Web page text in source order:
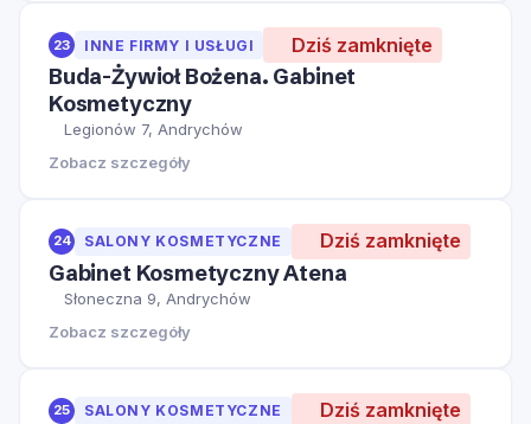
23 INNE FIRMY I USŁUGI Dziś zamknięte
Buda-Żywioł Bożena. Gabinet
Kosmetyczny
Legionów 7, Andrychów
Zobacz szczegóły
24 SALONY KOSMETYCZNE Dziś zamknięte
Gabinet Kosmetyczny Atena
Słoneczna 9, Andrychów
Zobacz szczegóły
25 SALONY KOSMETYCZNE Dziś zamknięte